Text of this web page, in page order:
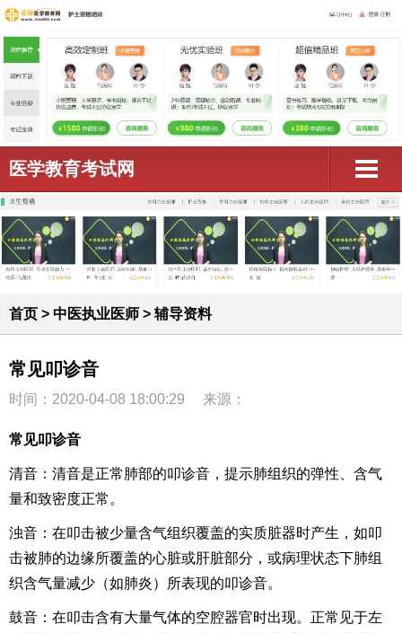
医学教育考试网
首页 > 中医执业医师 > 辅导资料
常见叩诊音
时间：2020-04-08 18:00:29 来源：
常见叩诊音
清音：清音是正常肺部的叩诊音，提示肺组织的弹性、含气
量和致密度正常。
浊音：在叩击被少量含气组织覆盖的实质脏器时产生，如叩
击被肺的边缘所覆盖的心脏或肝脏部分，或病理状态下肺组
织含气量减少（如肺炎）所表现的叩诊音。
鼓音：在叩击含有大量气体的空腔器官时出现。正常见于左